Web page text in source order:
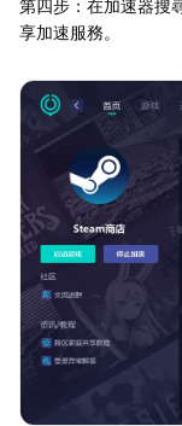
第四步：在加速器搜
享加速服務。